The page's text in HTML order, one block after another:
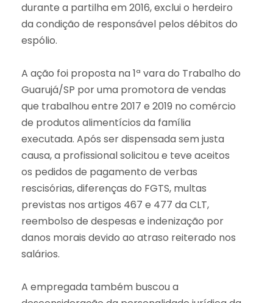
durante a partilha em 2016, exclui o herdeiro
da condição de responsável pelos débitos do
espólio.
A ação foi proposta na 1ª vara do Trabalho do
Guarujá/SP por uma promotora de vendas
que trabalhou entre 2017 e 2019 no comércio
de produtos alimentícios da família
executada. Após ser dispensada sem justa
causa, a profissional solicitou e teve aceitos
os pedidos de pagamento de verbas
rescisórias, diferenças do FGTS, multas
previstas nos artigos 467 e 477 da CLT,
reembolso de despesas e indenização por
danos morais devido ao atraso reiterado nos
salários.
A empregada também buscou a